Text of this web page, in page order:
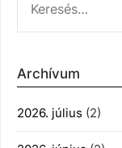
Archívum
2026. július (2)